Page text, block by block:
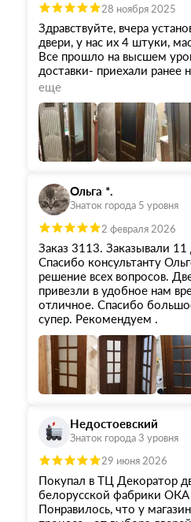
28 ноября 2025
Здравствуйте, вчера
двери, у нас их 4 штуки,
Все прошло на высшем
доставки- приехали ранее
полная комплектация,
Отдельная благодарность
все аккуратно сделано,
работают со
снижает значительно
Большая благодарность
еще
Ольга *.
Знаток города 5 уровня
2 февраля 2026
Заказ 3113. Заказывали
Спасибо консультанту
решение всех вопросов.
привезли в удобное нам
отличное. Спасибо
супер. Рекомендуем .
Недостоевский
Знаток города 3 уровня
29 июня 2026
Покупал в ТЦ Декоратор
белорусской фабрики
Понравилось, что у